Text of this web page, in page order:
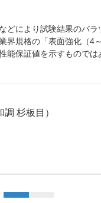
どにより試験結果のバ
界規格の「表面強化（4
能保証値を示すものでは
調 杉板目）